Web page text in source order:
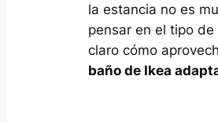
la estancia no es
pensar en el tipo
claro cómo
baño de Ikea